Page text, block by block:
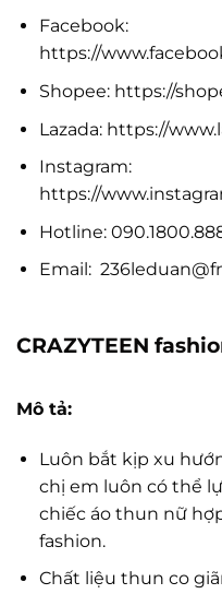
Facebook:
https://
Shopee: https://
Lazada: https://
Instagram:
https://
Hotline:
Email:
CRAZYTEEN
Mô tả:
Luôn bắt kịp xu
chị em luôn có thể
chiếc áo thun nữ
fashion.
Chất liệu thun co